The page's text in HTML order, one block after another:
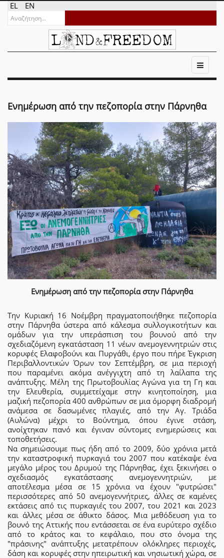
EL EN
Ενημέρωση από την πεζοπορία στην Πάρνηθα
Ενημέρωση από την πεζοπορία στην Πάρνηθα
Την Κυριακή 16 Νοέμβρη πραγματοποιήθηκε πεζοπορία
στην Πάρνηθα ύστερα από κάλεσμα συλλογικοτήτων και
ομάδων για την υπεράσπιση του βουνού από την
σχεδιαζόμενη εγκατάσταση 11 νέων ανεμογεννητριών στις
κορυφές Ελαφοβούνι και Πυργάθι, έργο που πήρε Έγκριση
Περιβαλλοντικών Όρων τον Σεπτέμβρη, σε μια περιοχή
που παραμένει ακόμα ανέγγιχτη από τη λαίλαπα της
ανάπτυξης. Μέλη της Πρωτοβουλίας Αγώνα για τη Γη και
την Ελευθερία, συμμετείχαμε στην κινητοποίηση, μια
μαζική πεζοπορία 400 ανθρώπων σε μια όμορφη διαδρομή
ανάμεσα σε δασωμένες πλαγιές, από την Αγ. Τριάδα
(Αυλώνα) μέχρι το Βούντημα, όπου έγινε στάση,
ανοίχτηκαν πανό και έγιναν σύντομες ενημερώσεις και
τοποθετήσεις.
Να σημειώσουμε πως ήδη από το 2009, δύο χρόνια μετά
την καταστροφική πυρκαγιά του 2007 που κατέκαψε ένα
μεγάλο μέρος του Δρυμού της Πάρνηθας, έχει ξεκινήσει ο
σχεδιασμός εγκατάστασης ανεμογεννητριών, με
αποτέλεσμα μέσα σε 15 χρόνια να έχουν "φυτρώσει"
περισσότερες από 50 ανεμογεννήτριες, άλλες σε καμένες
εκτάσεις από τις πυρκαγιές του 2007, του 2021 και 2023
και άλλες μέσα σε άθικτο δάσος. Μια μεθόδευση για το
βουνό της Αττικής που εντάσσεται σε ένα ευρύτερο σχέδιο
από το κράτος και το κεφάλαιο, που στο όνομα της
"πράσινης" ανάπτυξης μετατρέπουν ολόκληρες περιοχές,
δάση και κορυφές στην ηπειρωτική και νησιωτική χώρα, σε